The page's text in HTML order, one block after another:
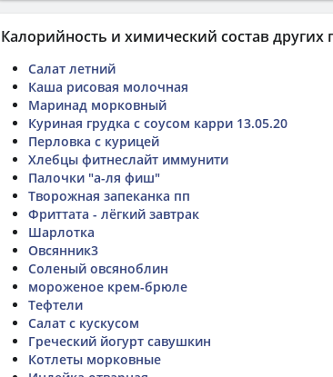
Калорийность и химический состав других
Салат летний
Каша рисовая молочная
Маринад морковный
Куриная грудка с соусом карри 13.05.20
Перловка с курицей
Хлебцы фитнеслайт иммунити
Палочки "а-ля фиш"
Творожная запеканка пп
Фриттата - лёгкий завтрак
Шарлотка
Овсянник3
Соленый овсяноблин
мороженое крем-брюле
Тефтели
Салат с кускусом
Греческий йогурт савушкин
Котлеты морковные